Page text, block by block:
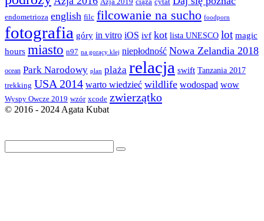
cytat
endometrioza english filc filcowanie na sucho foodporn
fotografia góry in vitro iOS ivf kot lista UNESCO lot magic
hours miasto n97 na gorący klej niepłodność Nowa Zelandia 2018
ocean Park Narodowy plan plaża relacja swift Tanzania 2017
trekking USA 2014 warto wiedzieć wildlife wodospad wow
Wyspy Owcze 2019 wzór xcode zwierzątko
© 2016 - 2024 Agata Kubat